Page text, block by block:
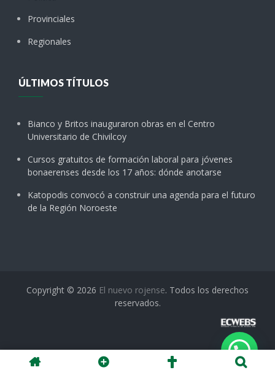
Provinciales
Regionales
ÚLTIMOS TÍTULOS
Bianco y Britos inauguraron obras en el Centro
Universitario de Chivilcoy
Cursos gratuitos de formación laboral para jóvenes
bonaerenses desde los 17 años: dónde anotarse
Katopodis convocó a construir una agenda para el futuro
de la Región Noroeste
Copyright © 2026 El nuevo rojense. Todos los derechos
reservados.